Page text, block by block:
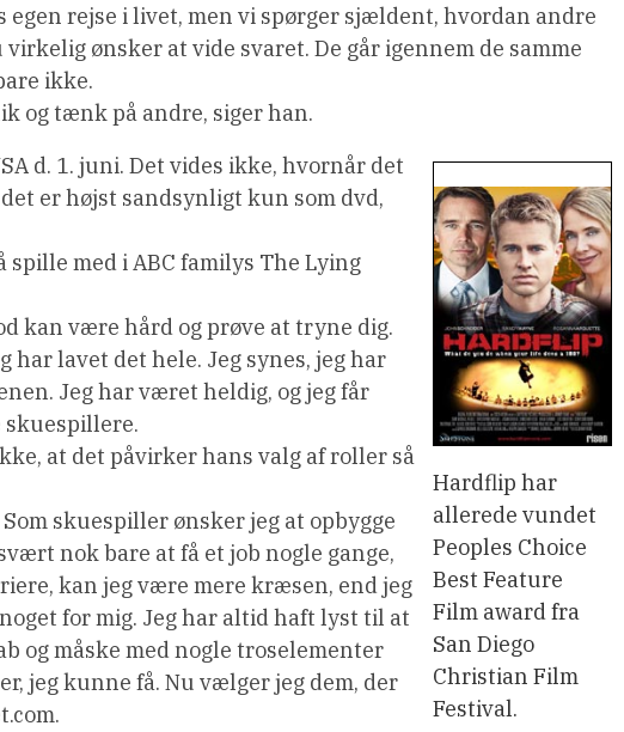
egen rejse i livet, men vi spørger sjældent, hvordan andre
virkelig ønsker at vide svaret. De går igennem de samme
ikke.
og tænk på andre, siger han.
Hardflip har
allerede vundet
Peoples Choice
Best Feature
Film award fra
San Diego
Christian Film
Festival.
d. 1. juni. Det vides ikke, hvornår det
er højst sandsynligt kun som dvd,
med i ABC familys The Lying
kan være hård og prøve at tryne dig.
har lavet det hele. Jeg synes, jeg har
Jeg har været heldig, og jeg får
skuespillere.
at det påvirker hans valg af roller så
skuespiller ønsker jeg at opbygge
nok bare at få et job nogle gange,
kan jeg være mere kræsen, end jeg
for mig. Jeg har altid haft lyst til at
og måske med nogle troselementer
jeg kunne få. Nu vælger jeg dem, der